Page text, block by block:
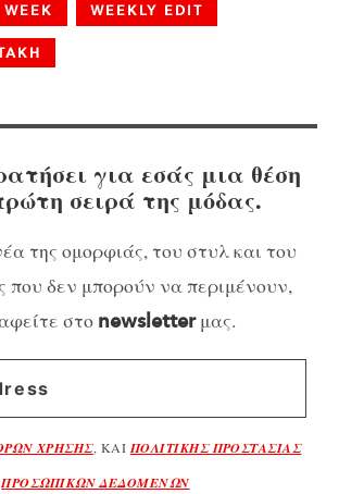
WEEKLY EDIT
για εσάς μια θέση
σειρά της μόδας.
της ομορφιάς, του στυλ και του
που δεν μπορούν να περιμένουν,
στο newsletterμας.
ΧΡΗΣΗΣ, ΚΑΙ ΠΟΛΙΤΙΚΗΣ ΠΡΟΣΤΑΣΙΑΣ
ΠΡΟΣΩΠΙΚΩΝ ΔΕΔΟΜΕΝΩΝ